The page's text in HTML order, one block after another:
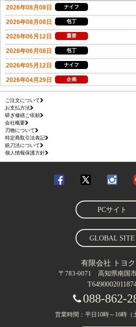
ご注文について
お支払方法
研ぎ修繕ご依頼
会社概要
刃物について
特定商取引法表記
銃刀法について
個人情報保護方針
PCサイト
GLOBAL SITE
有限会社 トヨク
〒783-0071 高知県南国
088-862-
営業時間：平日10時～16時（